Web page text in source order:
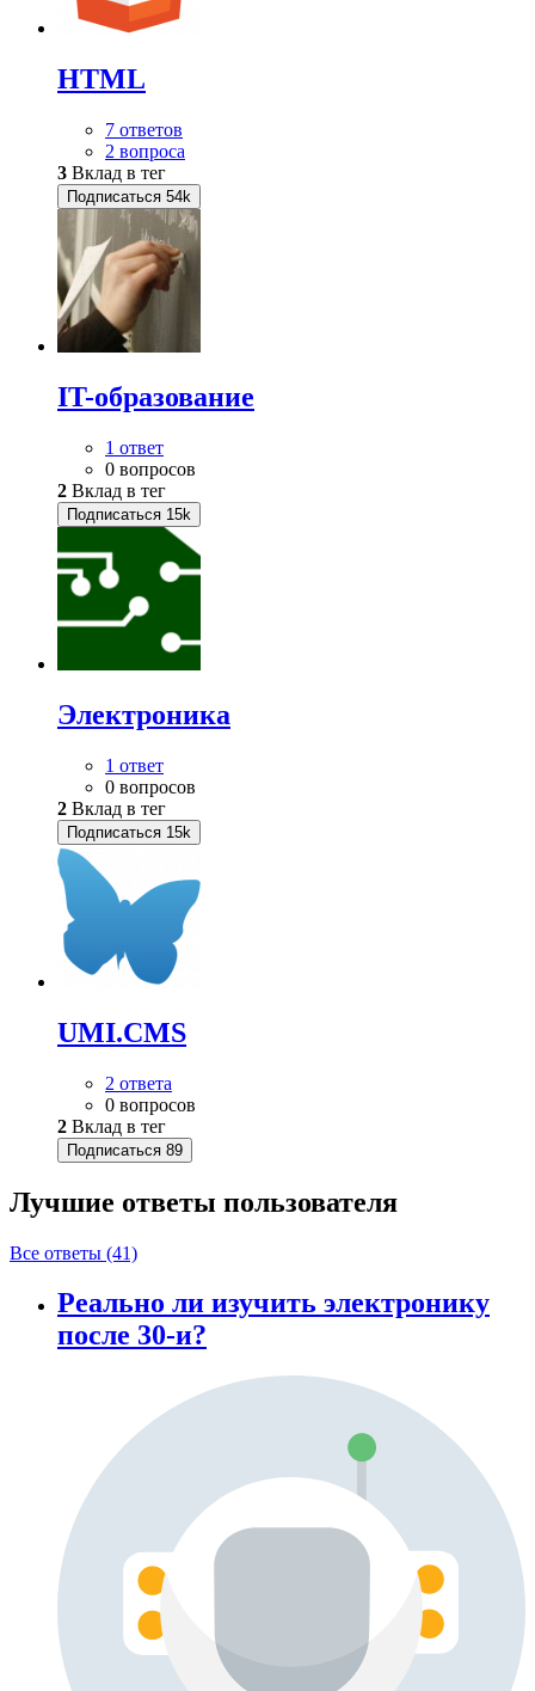
HTML
7 ответов
2 вопроса
3 Вклад в тег
Подписаться 54k
IT-образование
1 ответ
0 вопросов
2 Вклад в тег
Подписаться 15k
Электроника
1 ответ
0 вопросов
2 Вклад в тег
Подписаться 15k
UMI.CMS
2 ответа
0 вопросов
2 Вклад в тег
Подписаться 89
Лучшие ответы пользователя
Все ответы (41)
Реально ли изучить электронику
после 30-и?